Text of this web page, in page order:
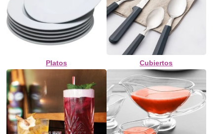
Platos Cubiertos